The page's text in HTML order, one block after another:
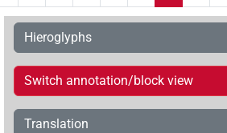
Hieroglyphs
Switch annotation/block view
Translation